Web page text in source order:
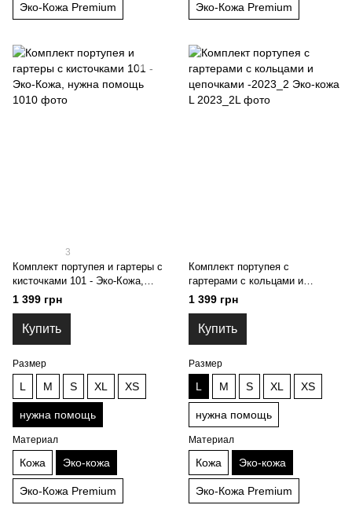
Эко-Кожа Premium Эко-Кожа Premium
3
Комплект портупея и гартеры с
кисточками 101 - Эко-Кожа,
нужна помощь
1 399 грн
Купить
Размер
L M S XL XS
нужна помощь
Материал
Кожа Эко-кожа
Эко-Кожа Premium
Комплект портупея с
гартерами с кольцами и
цепочками -2023_2 Эко-кожа L
1 399 грн
Купить
Размер
L M S XL XS
нужна помощь
Материал
Кожа Эко-кожа
Эко-Кожа Premium